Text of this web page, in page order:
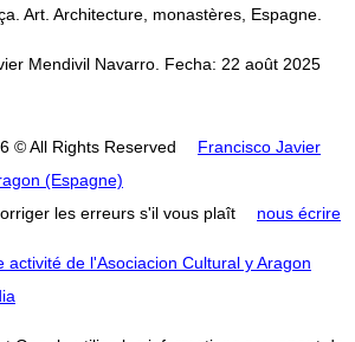
Art. Architecture, monastères, Espagne.
Mendivil Navarro. Fecha: 22 août 2025
© All Rights Reserved
Francisco Javier
(Espagne)
les erreurs s'il vous plaît
nous écrire
activité de l'Asociacion Cultural y Aragon